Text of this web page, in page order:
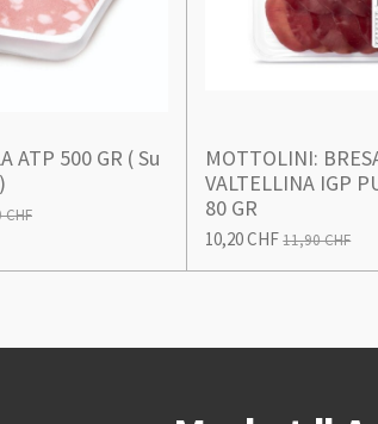
ATP 500 GR ( Su
MOTTOLINI:
VALTELLINA IGP
80 GR
10,20 CHF11,90 CHF